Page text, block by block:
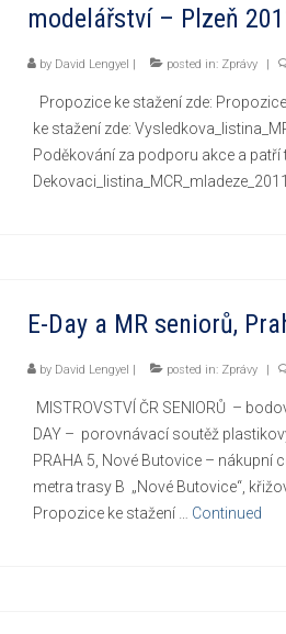
modelářství – Plzeň
by David Lengyel posted in: Zprávy
Propozice ke stažení zde:
ke stažení zde:
Poděkování za podporu akce a
Dekovaci_listina_MCR_mladeze_2011
E-Day a MR seniorů,
by David Lengyel posted in: Zprávy
MISTROVSTVÍ ČR SENIORŮ –
DAY – porovnávací soutěž
PRAHA 5, Nové Butovice – nákupní
metra trasy B „Nové Butovice“,
Propozice ke stažení … Continued